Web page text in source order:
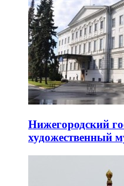
Нижегородский
художественный